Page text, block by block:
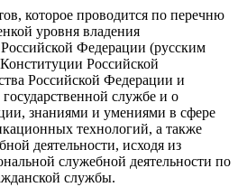
которое проводится по перечню
уровня владения
Федерации (русским
Российской
Российской Федерации и
службе и о
знаниями и умениями в сфере
технологий, а также
деятельности, исходя из
служебной деятельности по
службы.